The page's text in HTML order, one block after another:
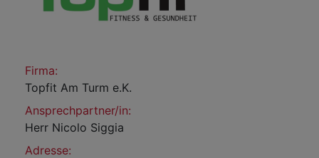
Firma:
Topfit Am Turm e.K.
Ansprechpartner/in:
Herr Nicolo Siggia
Adresse: